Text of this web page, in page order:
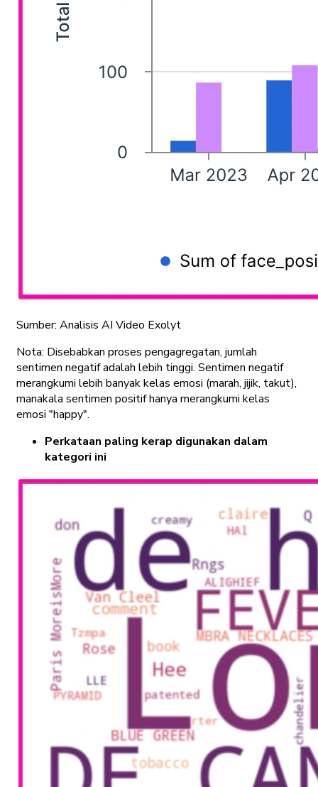
Sumber: Analisis AI Video Exolyt
Nota: Disebabkan proses pengagregatan, jumlah
sentimen negatif adalah lebih tinggi. Sentimen negatif
merangkumi lebih banyak kelas emosi (marah, jijik, takut),
manakala sentimen positif hanya merangkumi kelas
emosi "happy".
Perkataan paling kerap digunakan dalam
kategori ini